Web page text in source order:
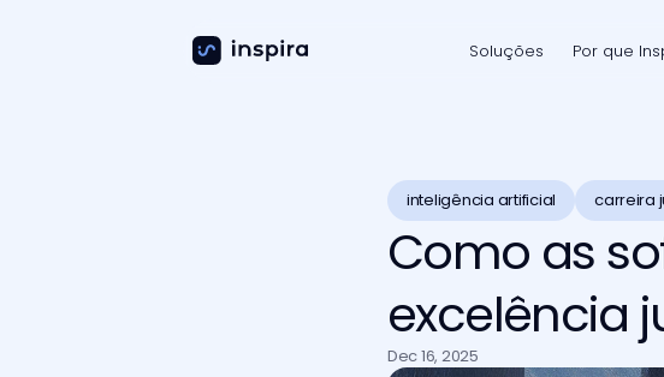
Soluções Por que
inteligência artificial carreira
Como as
excelência
Dec 16, 2025